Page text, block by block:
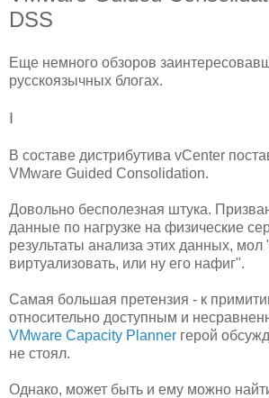
DSS
Еще немного обзоров
русскоязычных блогах.
I
В составе дистрибутива vCenter
VMware Guided Consolidation.
Довольно бесполезная штука.
данные по нагрузке на физические
результаты анализа этих данных, мол
виртуализовать, или ну его нафиг".
Самая большая претензия - к
относительно доступным и
VMware Capacity Planner герой
не стоял.
Однако, может быть и ему можно